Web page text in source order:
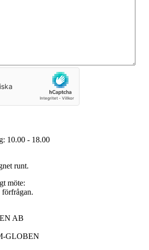
10.00 - 18.00
runt.
möte:
AB
GLOBEN